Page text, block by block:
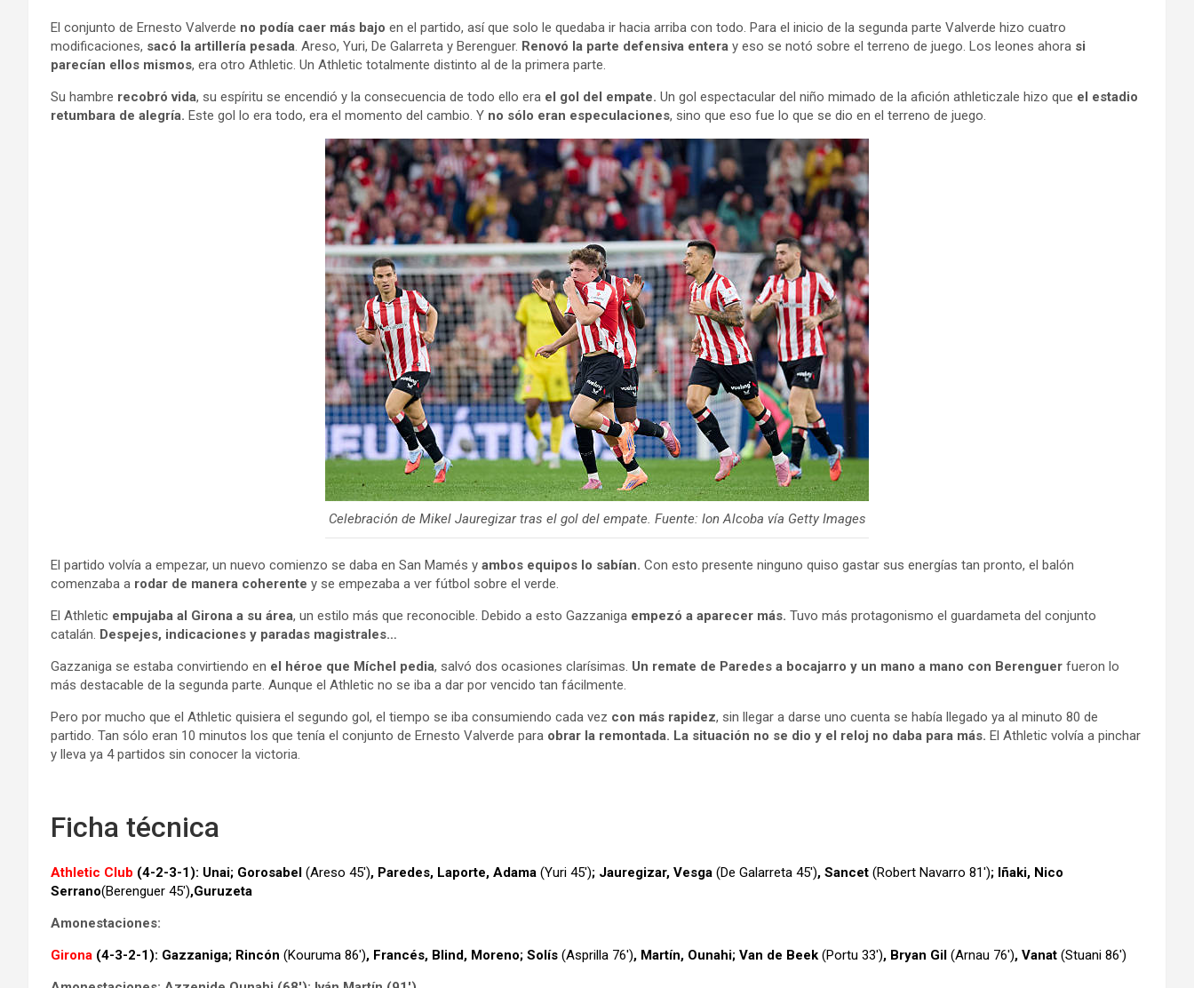
El conjunto de Ernesto Valverde no podía caer más bajo en el partido, así que solo le quedaba ir hacia arriba con todo. Para el inicio de la segunda parte Valverde hizo cuatro
modificaciones, sacó la artillería pesada. Areso, Yuri, De Galarreta y Berenguer. Renovó la parte defensiva entera y eso se notó sobre el terreno de juego. Los leones ahora si
parecían ellos mismos, era otro Athletic. Un Athletic totalmente distinto al de la primera parte.
Su hambre recobró vida, su espíritu se encendió y la consecuencia de todo ello era el gol del empate. Un gol espectacular del niño mimado de la afición athleticzale hizo que el estadio
retumbara de alegría. Este gol lo era todo, era el momento del cambio. Y no sólo eran especulaciones, sino que eso fue lo que se dio en el terreno de juego.
Celebración de Mikel Jauregizar tras el gol del empate. Fuente: Ion Alcoba vía Getty Images
El partido volvía a empezar, un nuevo comienzo se daba en San Mamés y ambos equipos lo sabían. Con esto presente ninguno quiso gastar sus energías tan pronto, el balón
comenzaba a rodar de manera coherente y se empezaba a ver fútbol sobre el verde.
El Athletic empujaba al Girona a su área, un estilo más que reconocible. Debido a esto Gazzaniga empezó a aparecer más. Tuvo más protagonismo el guardameta del conjunto
catalán. Despejes, indicaciones y paradas magistrales…
Gazzaniga se estaba convirtiendo en el héroe que Míchel pedia, salvó dos ocasiones clarísimas. Un remate de Paredes a bocajarro y un mano a mano con Berenguer fueron lo
más destacable de la segunda parte. Aunque el Athletic no se iba a dar por vencido tan fácilmente.
Pero por mucho que el Athletic quisiera el segundo gol, el tiempo se iba consumiendo cada vez con más rapidez, sin llegar a darse uno cuenta se había llegado ya al minuto 80 de
partido. Tan sólo eran 10 minutos los que tenía el conjunto de Ernesto Valverde para obrar la remontada. La situación no se dio y el reloj no daba para más. El Athletic volvía a pinchar
y lleva ya 4 partidos sin conocer la victoria.
Ficha técnica
Athletic Club (4-2-3-1): Unai; Gorosabel (Areso 45′), Paredes, Laporte, Adama (Yuri 45′); Jauregizar, Vesga (De Galarreta 45′), Sancet (Robert Navarro 81′); Iñaki, Nico
Serrano(Berenguer 45′),Guruzeta
Amonestaciones:
Girona (4-3-2-1): Gazzaniga; Rincón (Kouruma 86′), Francés, Blind, Moreno; Solís (Asprilla 76′), Martín, Ounahi; Van de Beek (Portu 33′), Bryan Gil (Arnau 76′), Vanat (Stuani 86′)